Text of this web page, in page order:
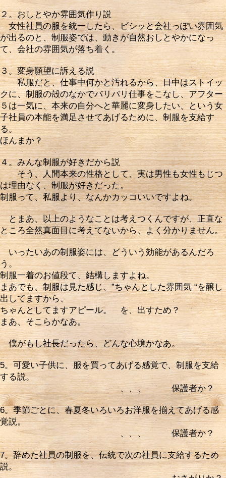
２。おしとやか雰囲気作り説
女性社員の服を統一したら、ビシッと会社っぽい雰囲気
が出るのと、制服姿では、動きが自然おしとやかになっ
て、会社の雰囲気が落ち着く。
３。変身願望に訴える説
私服だと、仕事中何かと汚れるから、日中はストイッ
クに、制服の殻のなかでバリバリ仕事をこなし、アフター
５は一気に、本来の自分へと華麗に変身したい、という女
子社員の本能を満足させてあげるために、制服を支給す
る。
ほんまか？
４。みんな制服が好きだから説
そう、人間本来の性格として、実は男性も女性もじつ
は理由なく、制服が好きだった。
制服って、私服より、なんかカッコいいですよね。
とまあ、以上のようなことは考えつくんですが、正直な
ところ全然真面目に考えてないから、よく分かりません。
いったいあの制服姿には、どういう効能があるんだろ
う。
制服一着のお値段て、結構しますよね。
まあでも、制服は見た感じ、”ちゃんとした雰囲気 “を醸し
出してますから、
ちゃんとしてますアピール。 を、出すため？
まあ、そこらかなあ。
僕がもし社長だったら、どんな心境かなあ。
5。可愛い子供に、服を買ってあげる感覚で、制服を支給
する説。
、、、 保護者か？
6。季節ごとに、春夏冬いろいろお洋服を揃えてあげる感
覚説。
、、、 保護者か？
7。辞めた社員の制服を、伝統で次の社員に支給するため
説。